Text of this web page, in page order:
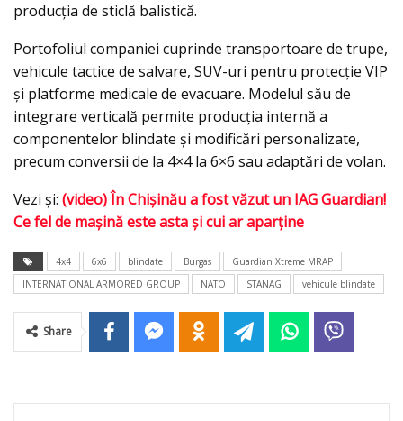
producția de sticlă balistică.
Portofoliul companiei cuprinde transportoare de trupe,
vehicule tactice de salvare, SUV-uri pentru protecție VIP
și platforme medicale de evacuare. Modelul său de
integrare verticală permite producția internă a
componentelor blindate și modificări personalizate,
precum conversii de la 4×4 la 6×6 sau adaptări de volan.
Vezi și: (video) În Chişinău a fost văzut un IAG Guardian!
Ce fel de maşină este asta şi cui ar aparţine
4x4 6x6 blindate Burgas
Guardian Xtreme MRAP
INTERNATIONAL ARMORED GROUP
NATO STANAG vehicule blindate
Share